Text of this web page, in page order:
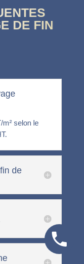
DE FIN
m² selon le
de